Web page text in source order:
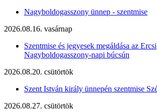
Nagyboldogasszony ünnep - szentmise
2026.08.16. vasárnap
Szentmise és jegyesek megáldása az Ercsi
Nagyboldogasszony-napi búcsún
2026.08.20. csütörtök
Szent István király ünnepén szentmise
2026.08.27. csütörtök